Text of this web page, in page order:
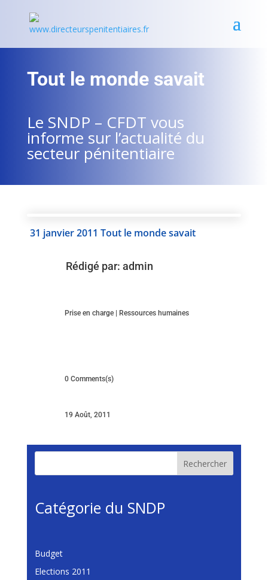
Tout le monde savait
Le SNDP – CFDT vous
informe sur l’actualité du
secteur pénitentiaire
31 janvier 2011 Tout le monde savait
Rédigé par: admin
Prise en charge| Ressources humaines
0 Comments(s)
19 Août, 2011
Rechercher
Catégorie du SNDP
Budget
Elections 2011